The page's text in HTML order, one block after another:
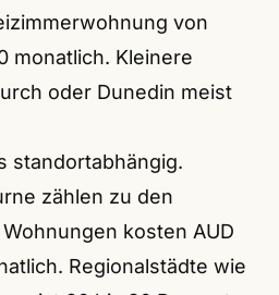
von
monatlich. Kleinere
oder Dunedin meist
standortabhängig.
zählen zu den
kosten AUD
Regionalstädte wie